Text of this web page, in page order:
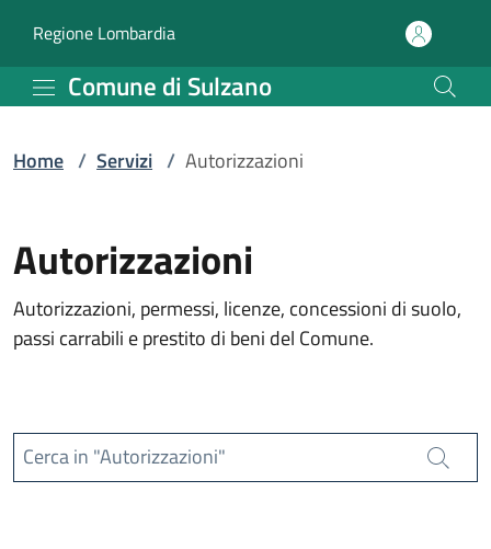
Servizi | Comune di
Regione Lombardia(apre in un'altra scheda).
Comune di Sulzano
Home / Servizi / Autorizzazioni
Autorizzazioni
Autorizzazioni, permessi, licenze, concessioni di suolo,
passi carrabili e prestito di beni del Comune.
Cerca in "Autorizzazioni"
Cerca